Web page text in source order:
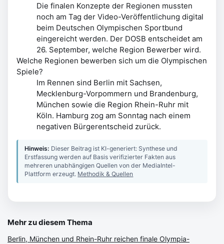
Die finalen Konzepte der Regionen mussten
noch am Tag der Video-Veröffentlichung digital
beim Deutschen Olympischen Sportbund
eingereicht werden. Der DOSB entscheidet am
26. September, welche Region Bewerber wird.
Welche Regionen bewerben sich um die Olympischen
Spiele?
Im Rennen sind Berlin mit Sachsen,
Mecklenburg-Vorpommern und Brandenburg,
München sowie die Region Rhein-Ruhr mit
Köln. Hamburg zog am Sonntag nach einem
negativen Bürgerentscheid zurück.
Hinweis: Dieser Beitrag ist KI-generiert: Synthese und
Erstfassung werden auf Basis verifizierter Fakten aus
mehreren unabhängigen Quellen von der MediaIntel-
Plattform erzeugt. Methodik & Quellen
Mehr zu diesem Thema
Berlin, München und Rhein-Ruhr reichen finale Olympia-